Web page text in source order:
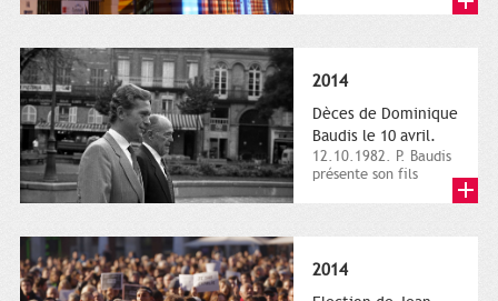
2014
Dèces de Dominique
Baudis le 10 avril.
12.10.1982. P. Baudis
présente son fils
2014